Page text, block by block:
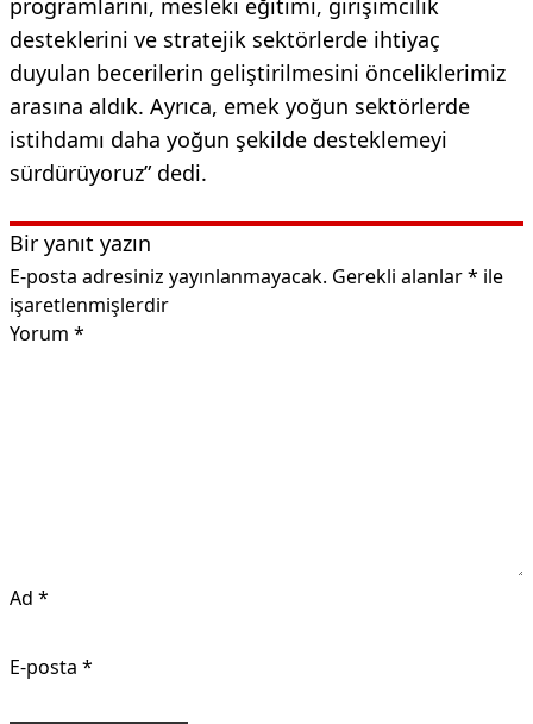
desteklerini ve stratejik sektörlerde ihtiyaç
duyulan becerilerin geliştirilmesini önceliklerimiz
arasına aldık. Ayrıca, emek yoğun sektörlerde
istihdamı daha yoğun şekilde desteklemeyi
sürdürüyoruz” dedi.
Bir yanıt yazın
E-posta adresiniz yayınlanmayacak. Gerekli alanlar* ile
işaretlenmişlerdir
Yorum *
Ad *
E-posta *